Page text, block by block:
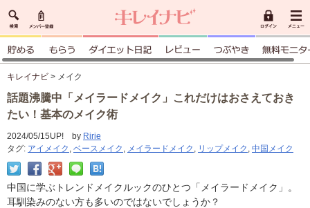
キレイナビ > メイク
話題沸騰中「メイラードメイク」これだけはおさえておき
たい！基本のメイク術
2024/05/15UP! by Ririe
タグ: アイメイク , ベースメイク , メイラードメイク , リップメイク , 中国メイク
中国に学ぶトレンドメイクルックのひとつ「メイラードメイク」。
耳馴染みのない方も多いのではないでしょうか？